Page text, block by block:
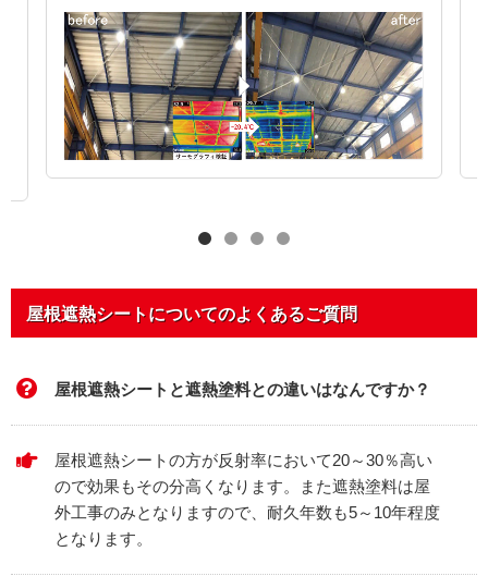
屋根遮熱シートについてのよくあるご質問
屋根遮熱シートと遮熱塗料との違いはなんですか？
屋根遮熱シートの方が反射率において20～30％高い
ので効果もその分高くなります。また遮熱塗料は屋
外工事のみとなりますので、耐久年数も5～10年程度
となります。